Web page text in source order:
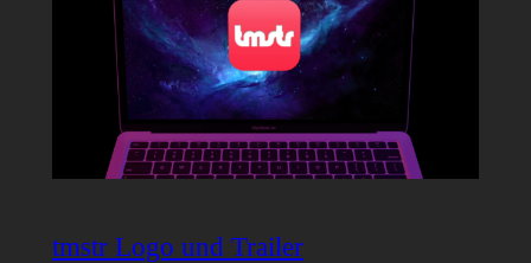
tmstr Logo und Trailer